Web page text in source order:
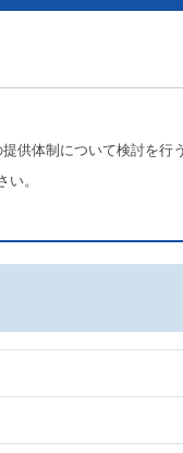
供体制について検討を
い。